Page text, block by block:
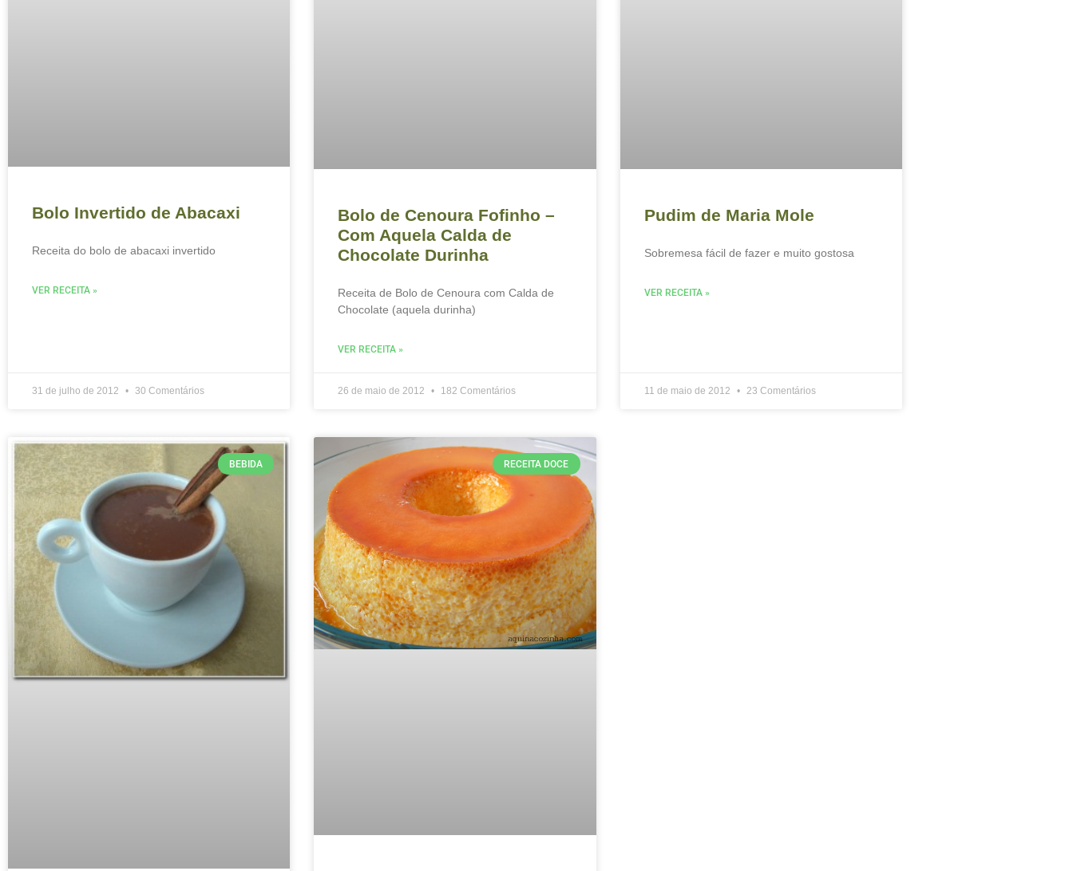
Bolo Invertido de Abacaxi
Receita do bolo de abacaxi invertido
VER RECEITA »
31 de julho de 2012 30 Comentários
Bolo de Cenoura Fofinho –
Com Aquela Calda de
Chocolate Durinha
Receita de Bolo de Cenoura com Calda de
Chocolate (aquela durinha)
VER RECEITA »
26 de maio de 2012 182 Comentários
Pudim de Maria Mole
Sobremesa fácil de fazer e muito gostosa
VER RECEITA »
11 de maio de 2012 23 Comentários
BEBIDA RECEITA DOCE